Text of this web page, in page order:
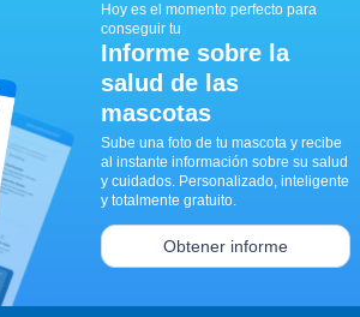
Hoy es el momento perfecto para
conseguir tu
Informe sobre la
salud de las
mascotas
Sube una foto de tu mascota y recibe
al instante información sobre su salud
y cuidados. Personalizado, inteligente
y totalmente gratuito.
Obtener informe